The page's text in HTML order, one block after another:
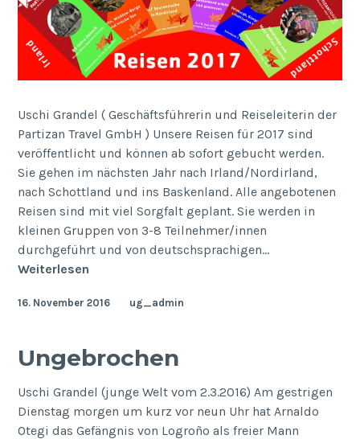
Uschi Grandel ( Geschäftsführerin und Reiseleiterin der
Partizan Travel GmbH ) Unsere Reisen für 2017 sind
veröffentlicht und können ab sofort gebucht werden.
Sie gehen im nächsten Jahr nach Irland/Nordirland,
nach Schottland und ins Baskenland. Alle angebotenen
Reisen sind mit viel Sorgfalt geplant. Sie werden in
kleinen Gruppen von 3-8 Teilnehmer/innen
durchgeführt und von deutschsprachigen…
Weiterlesen
16. November 2016 ug_admin
Ungebrochen
Uschi Grandel (junge Welt vom 2.3.2016) Am gestrigen
Dienstag morgen um kurz vor neun Uhr hat Arnaldo
Otegi das Gefängnis von Logroño als freier Mann